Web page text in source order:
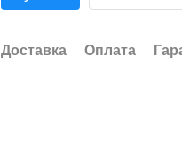
Доставка Оплата